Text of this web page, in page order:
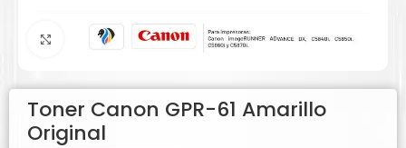
Agrandar
Toner Canon GPR-61 Amarillo
Original